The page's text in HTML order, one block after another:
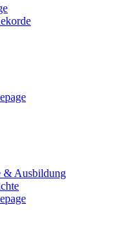
& Ausbildung